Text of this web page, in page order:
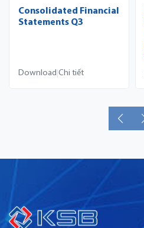
Consolidated Financial
Statements Q3
Download Chi tiết